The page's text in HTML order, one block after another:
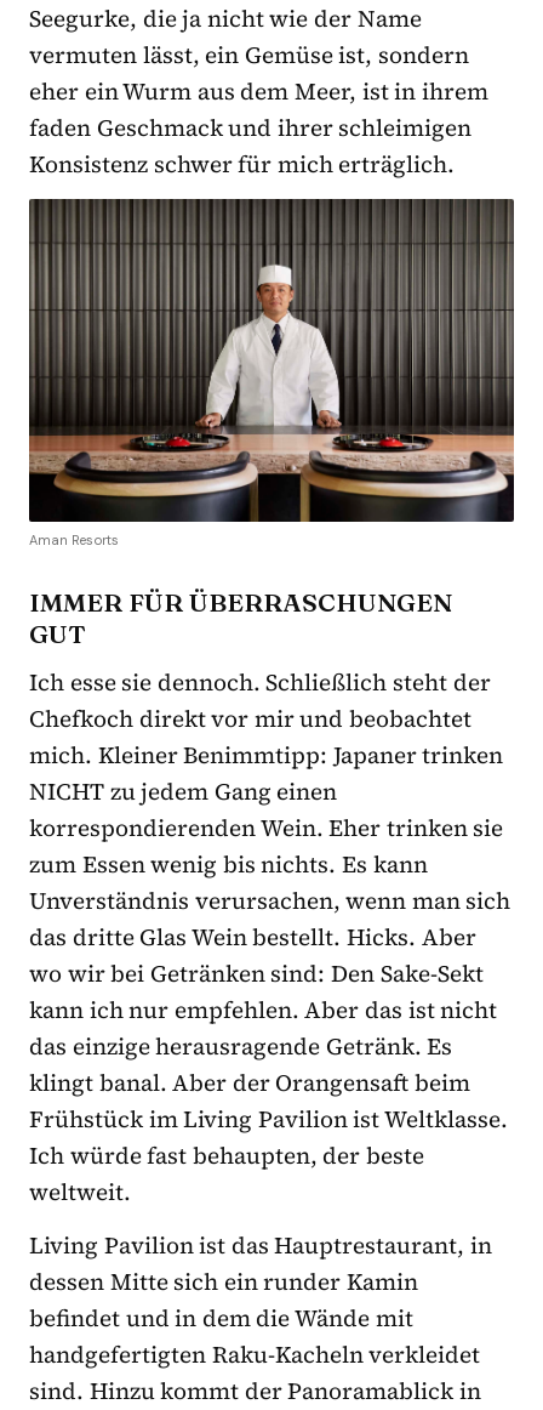
Seegurke, die ja nicht wie der Name
vermuten lässt, ein Gemüse ist, sondern
eher ein Wurm aus dem Meer, ist in ihrem
faden Geschmack und ihrer schleimigen
Konsistenz schwer für mich erträglich.
Aman Resorts
IMMER FÜR ÜBERRASCHUNGEN
GUT
Ich esse sie dennoch. Schließlich steht der
Chefkoch direkt vor mir und beobachtet
mich. Kleiner Benimmtipp: Japaner trinken
NICHT zu jedem Gang einen
korrespondierenden Wein. Eher trinken sie
zum Essen wenig bis nichts. Es kann
Unverständnis verursachen, wenn man sich
das dritte Glas Wein bestellt. Hicks. Aber
wo wir bei Getränken sind: Den Sake-Sekt
kann ich nur empfehlen. Aber das ist nicht
das einzige herausragende Getränk. Es
klingt banal. Aber der Orangensaft beim
Frühstück im Living Pavilion ist Weltklasse.
Ich würde fast behaupten, der beste
weltweit.
Living Pavilion ist das Hauptrestaurant, in
dessen Mitte sich ein runder Kamin
befindet und in dem die Wände mit
handgefertigten Raku-Kacheln verkleidet
sind. Hinzu kommt der Panoramablick in